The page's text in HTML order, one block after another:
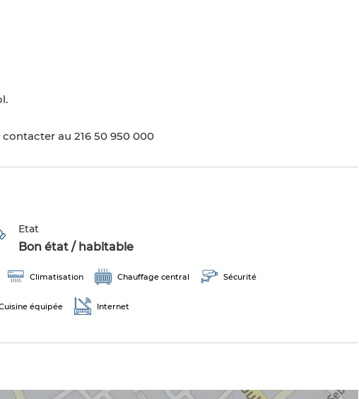
au 216 50 950 000
Etat
Bon état / habitable
Climatisation Chauffage central Sécurité
équipée Internet